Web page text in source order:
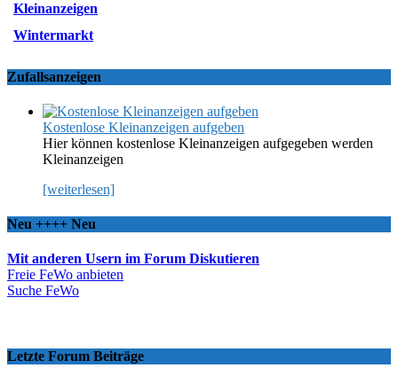
Kleinanzeigen
Wintermarkt
Zufallsanzeigen
Kostenlose Kleinanzeigen aufgeben
Hier können kostenlose Kleinanzeigen aufgegeben werden
Kleinanzeigen
[weiterlesen]
Neu ++++ Neu
Mit anderen Usern im Forum Diskutieren
Freie FeWo anbieten
Suche FeWo
Letzte Forum Beiträge